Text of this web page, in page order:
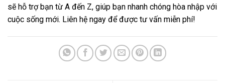
sẽ hỗ trợ bạn từ A đến Z, giúp bạn nhanh chóng hòa nhập với
cuộc sống mới. Liên hệ ngay để được tư vấn miễn phí!